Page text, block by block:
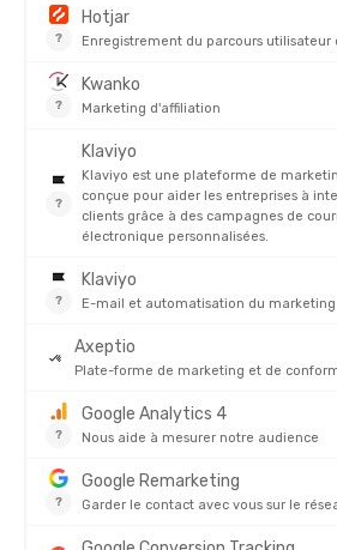
FINDER PRO GV FEMME
EN STOCK - EXPÉDIÉ EN 24/48H
-30% 160,90 €
ASOLO
-35%